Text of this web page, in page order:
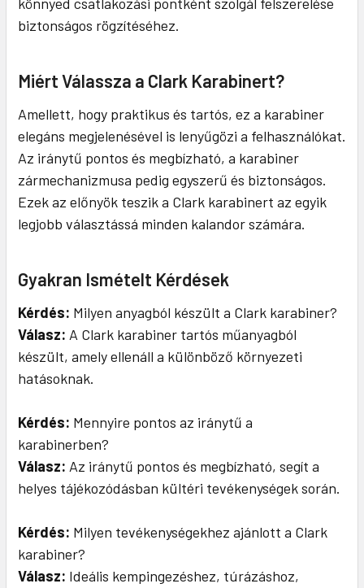
könnyed csatlakozási pontként szolgál felszerelése
biztonságos rögzítéséhez.
Miért Válassza a Clark Karabinert?
Amellett, hogy praktikus és tartós, ez a karabiner
elegáns megjelenésével is lenyűgözi a felhasználókat.
Az iránytű pontos és megbízható, a karabiner
zármechanizmusa pedig egyszerű és biztonságos.
Ezek az előnyök teszik a Clark karabinert az egyik
legjobb választássá minden kalandor számára.
Gyakran Ismételt Kérdések
Kérdés: Milyen anyagból készült a Clark karabiner?
Válasz: A Clark karabiner tartós műanyagból
készült, amely ellenáll a különböző környezeti
hatásoknak.
Kérdés: Mennyire pontos az iránytű a
karabinerben?
Válasz: Az iránytű pontos és megbízható, segít a
helyes tájékozódásban kültéri tevékenységek során.
Kérdés: Milyen tevékenységekhez ajánlott a Clark
karabiner?
Válasz: Ideális kempingezéshez, túrázáshoz,